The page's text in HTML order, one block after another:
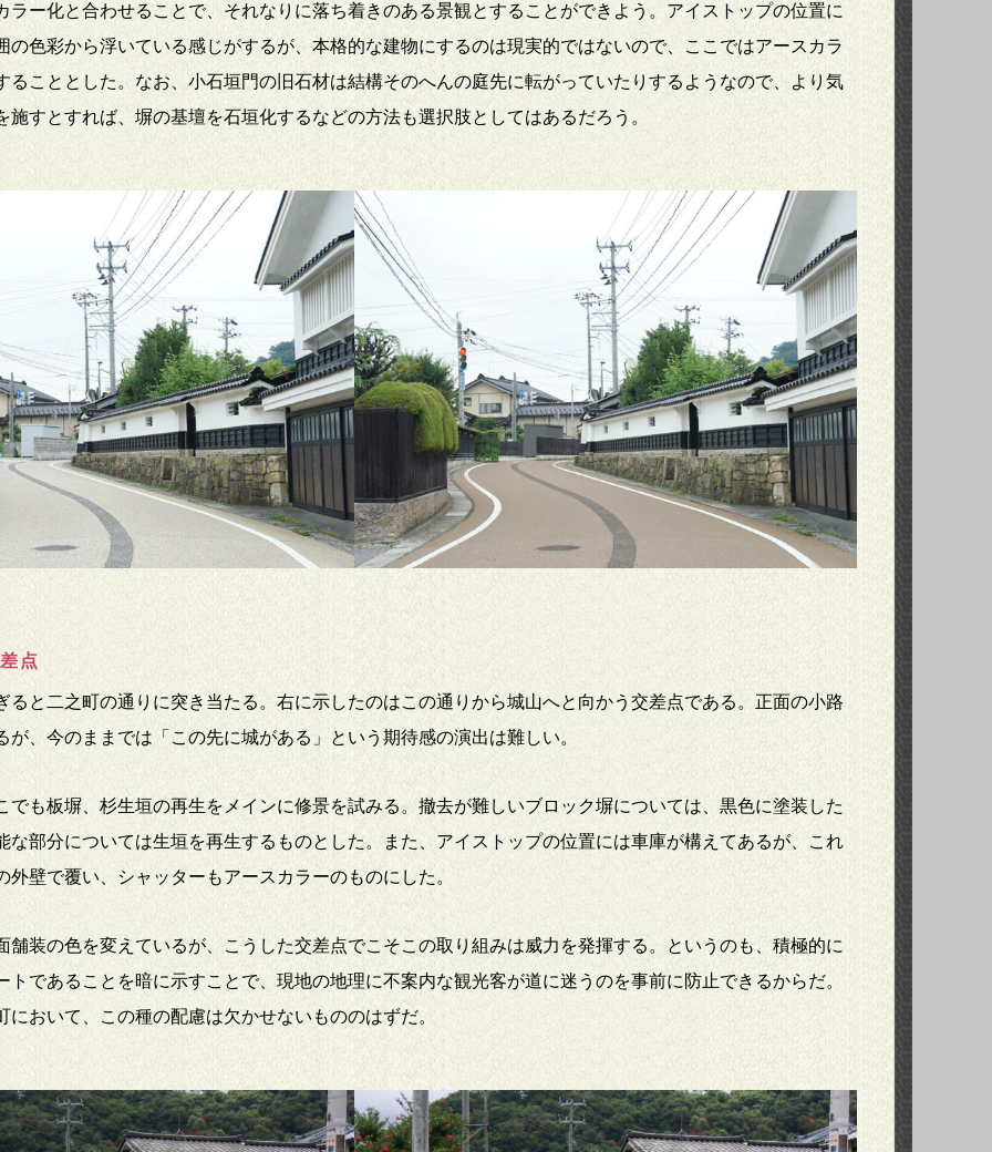
ラー化と合わせることで、それなりに落ち着きのある景観とすることができよう。アイストップの位置に
の色彩から浮いている感じがするが、本格的な建物にするのは現実的ではないので、ここではアースカラ
ることとした。なお、小石垣門の旧石材は結構そのへんの庭先に転がっていたりするようなので、より気
施すとすれば、塀の基壇を石垣化するなどの方法も選択肢としてはあるだろう。
点
ると二之町の通りに突き当たる。右に示したのはこの通りから城山へと向かう交差点である。正面の小路
が、今のままでは「この先に城がある」という期待感の演出は難しい。
でも板塀、杉生垣の再生をメインに修景を試みる。撤去が難しいブロック塀については、黒色に塗装した
な部分については生垣を再生するものとした。また、アイストップの位置には車庫が構えてあるが、これ
外壁で覆い、シャッターもアースカラーのものにした。
舗装の色を変えているが、こうした交差点でこそこの取り組みは威力を発揮する。というのも、積極的に
トであることを暗に示すことで、現地の地理に不案内な観光客が道に迷うのを事前に防止できるからだ。
において、この種の配慮は欠かせないもののはずだ。